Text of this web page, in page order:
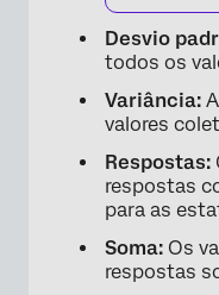
Desvio
todos os
Variância:
valores
Respostas:
respostas
para as
Soma: Os
respostas